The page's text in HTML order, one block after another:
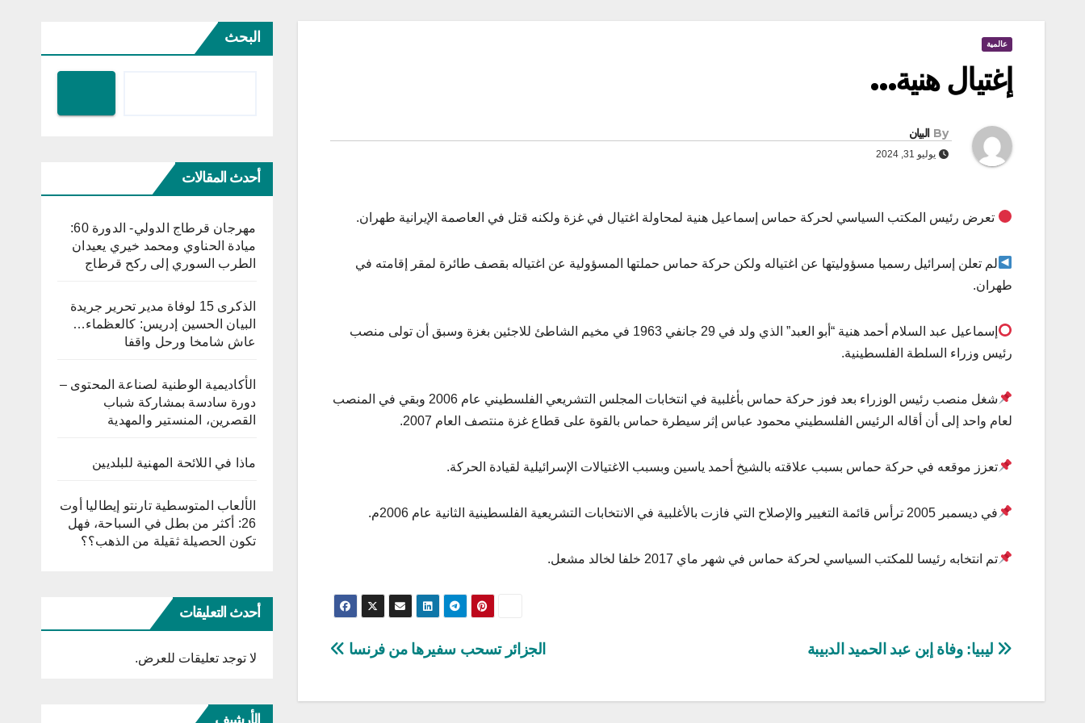
عالمية
إغتيال هنية…
By البيان
يوليو 31, 2024
تعرض رئيس المكتب السياسي لحركة حماس إسماعيل هنية لمحاولة اغتيال في غزة ولكنه قتل في العاصمة الإيرانية طهران.
لم تعلن إسرائيل رسميا مسؤوليتها عن اغتياله ولكن حركة حماس حملتها المسؤولية عن اغتياله بقصف طائرة لمقر إقامته في
طهران.
إسماعيل عبد السلام أحمد هنية “أبو العبد” الذي ولد في 29 جانفي 1963 في مخيم الشاطئ للاجئين بغزة وسبق أن تولى منصب
رئيس وزراء السلطة الفلسطينية.
شغل منصب رئيس الوزراء بعد فوز حركة حماس بأغلبية في انتخابات المجلس التشريعي الفلسطيني عام 2006 وبقي في المنصب
لعام واحد إلى أن أقاله الرئيس الفلسطيني محمود عباس إثر سيطرة حماس بالقوة على قطاع غزة منتصف العام 2007.
تعزز موقعه في حركة حماس بسبب علاقته بالشيخ أحمد ياسين وبسبب الاغتيالات الإسرائيلية لقيادة الحركة.
في ديسمبر 2005 ترأس قائمة التغيير والإصلاح التي فازت بالأغلبية في الانتخابات التشريعية الفلسطينية الثانية عام 2006م.
تم انتخابه رئيسا للمكتب السياسي لحركة حماس في شهر ماي 2017 خلفا لخالد مشعل.
تصفّح
الجزائر تسحب سفيرها من فرنسا ليبيا: وفاة إبن عبد الحميد الدبيبة
البحث
أحدث المقالات
مهرجان قرطاج الدولي- الدورة 60:
ميادة الحناوي ومحمد خيري يعيدان
الطرب السوري إلى ركح قرطاج
الذكرى 15 لوفاة مدير تحرير جريدة
البيان الحسين إدريس: كالعظماء…
عاش شامخا ورحل واقفا
الأكاديمية الوطنية لصناعة المحتوى –
دورة سادسة بمشاركة شباب
القصرين، المنستير والمهدية
ماذا في اللائحة المهنية للبلديين
الألعاب المتوسطية تارنتو إيطاليا أوت
26: أكثر من بطل في السباحة، فهل
تكون الحصيلة ثقيلة من الذهب؟؟
أحدث التعليقات
لا توجد تعليقات للعرض.